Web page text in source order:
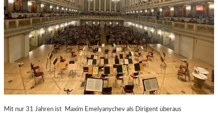
Mit nur 31 Jahren ist Maxim Emelyanychev als Dirigent überaus